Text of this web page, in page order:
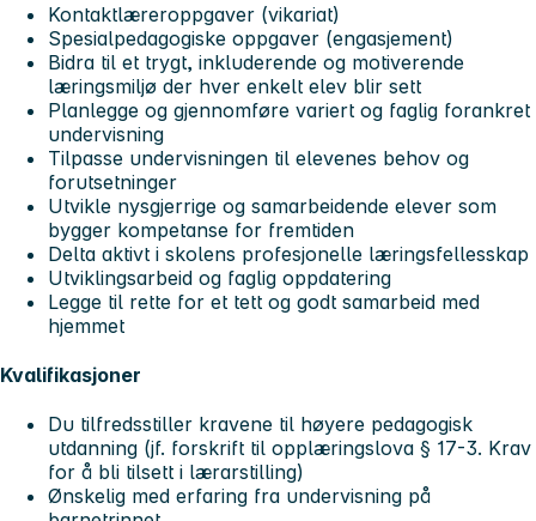
Kontaktlæreroppgaver (vikariat)
Spesialpedagogiske oppgaver (engasjement)
Bidra til et trygt, inkluderende og motiverende
læringsmiljø der hver enkelt elev blir sett
Planlegge og gjennomføre variert og faglig forankret
undervisning
Tilpasse undervisningen til elevenes behov og
forutsetninger
Utvikle nysgjerrige og samarbeidende elever som
bygger kompetanse for fremtiden
Delta aktivt i skolens profesjonelle læringsfellesskap
Utviklingsarbeid og faglig oppdatering
Legge til rette for et tett og godt samarbeid med
hjemmet
Kvalifikasjoner
Du tilfredsstiller kravene til høyere pedagogisk
utdanning (jf. forskrift til opplæringslova § 17-3. Krav
for å bli tilsett i lærarstilling)
Ønskelig med erfaring fra undervisning på